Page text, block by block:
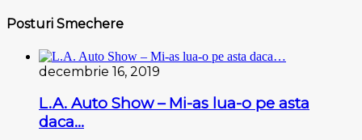
Posturi Smechere
decembrie 16, 2019
L.A. Auto Show – Mi-as lua-o pe asta
daca…